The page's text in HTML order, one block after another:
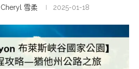
Cheryl 雪柔 2025-01-18